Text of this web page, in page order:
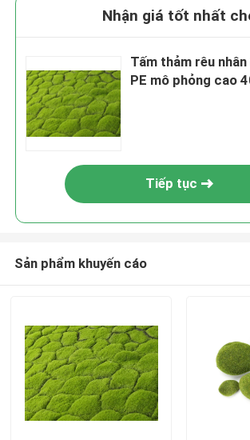
Nhận giá tốt nhất
Tấm thảm rêu
PE mô phỏng cao
Tiếp tục
Sản phẩm khuyến cáo